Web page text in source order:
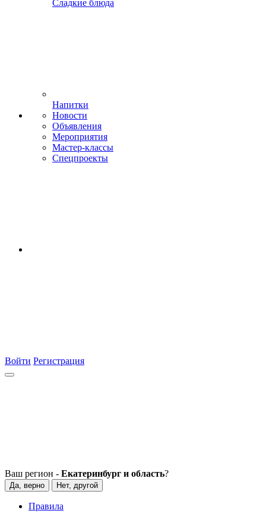
Сладкие блюда
Напитки
Новости
Объявления
Мероприятия
Мастер-классы
Спецпроекты
Войти Регистрация
Ваш регион - Екатеринбург и область?
Да, верно Нет, другой
Правила